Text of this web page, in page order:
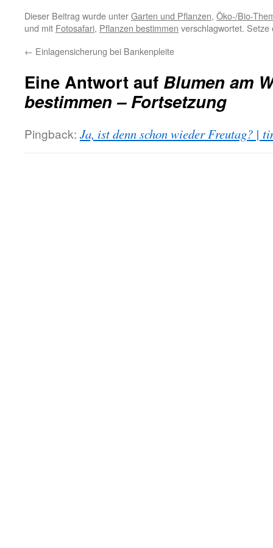
Dieser Beitrag wurde unterGarten und Pflanzen, Öko-/Bio-
und mit Fotosafari, Pflanzen bestimmen verschlagwortet.
← Einlagensicherung bei Bankenpleite
Eine Antwort auf Blumen am
bestimmen – Fortsetzung
Pingback: Ja, ist denn schon wieder Freutag? |